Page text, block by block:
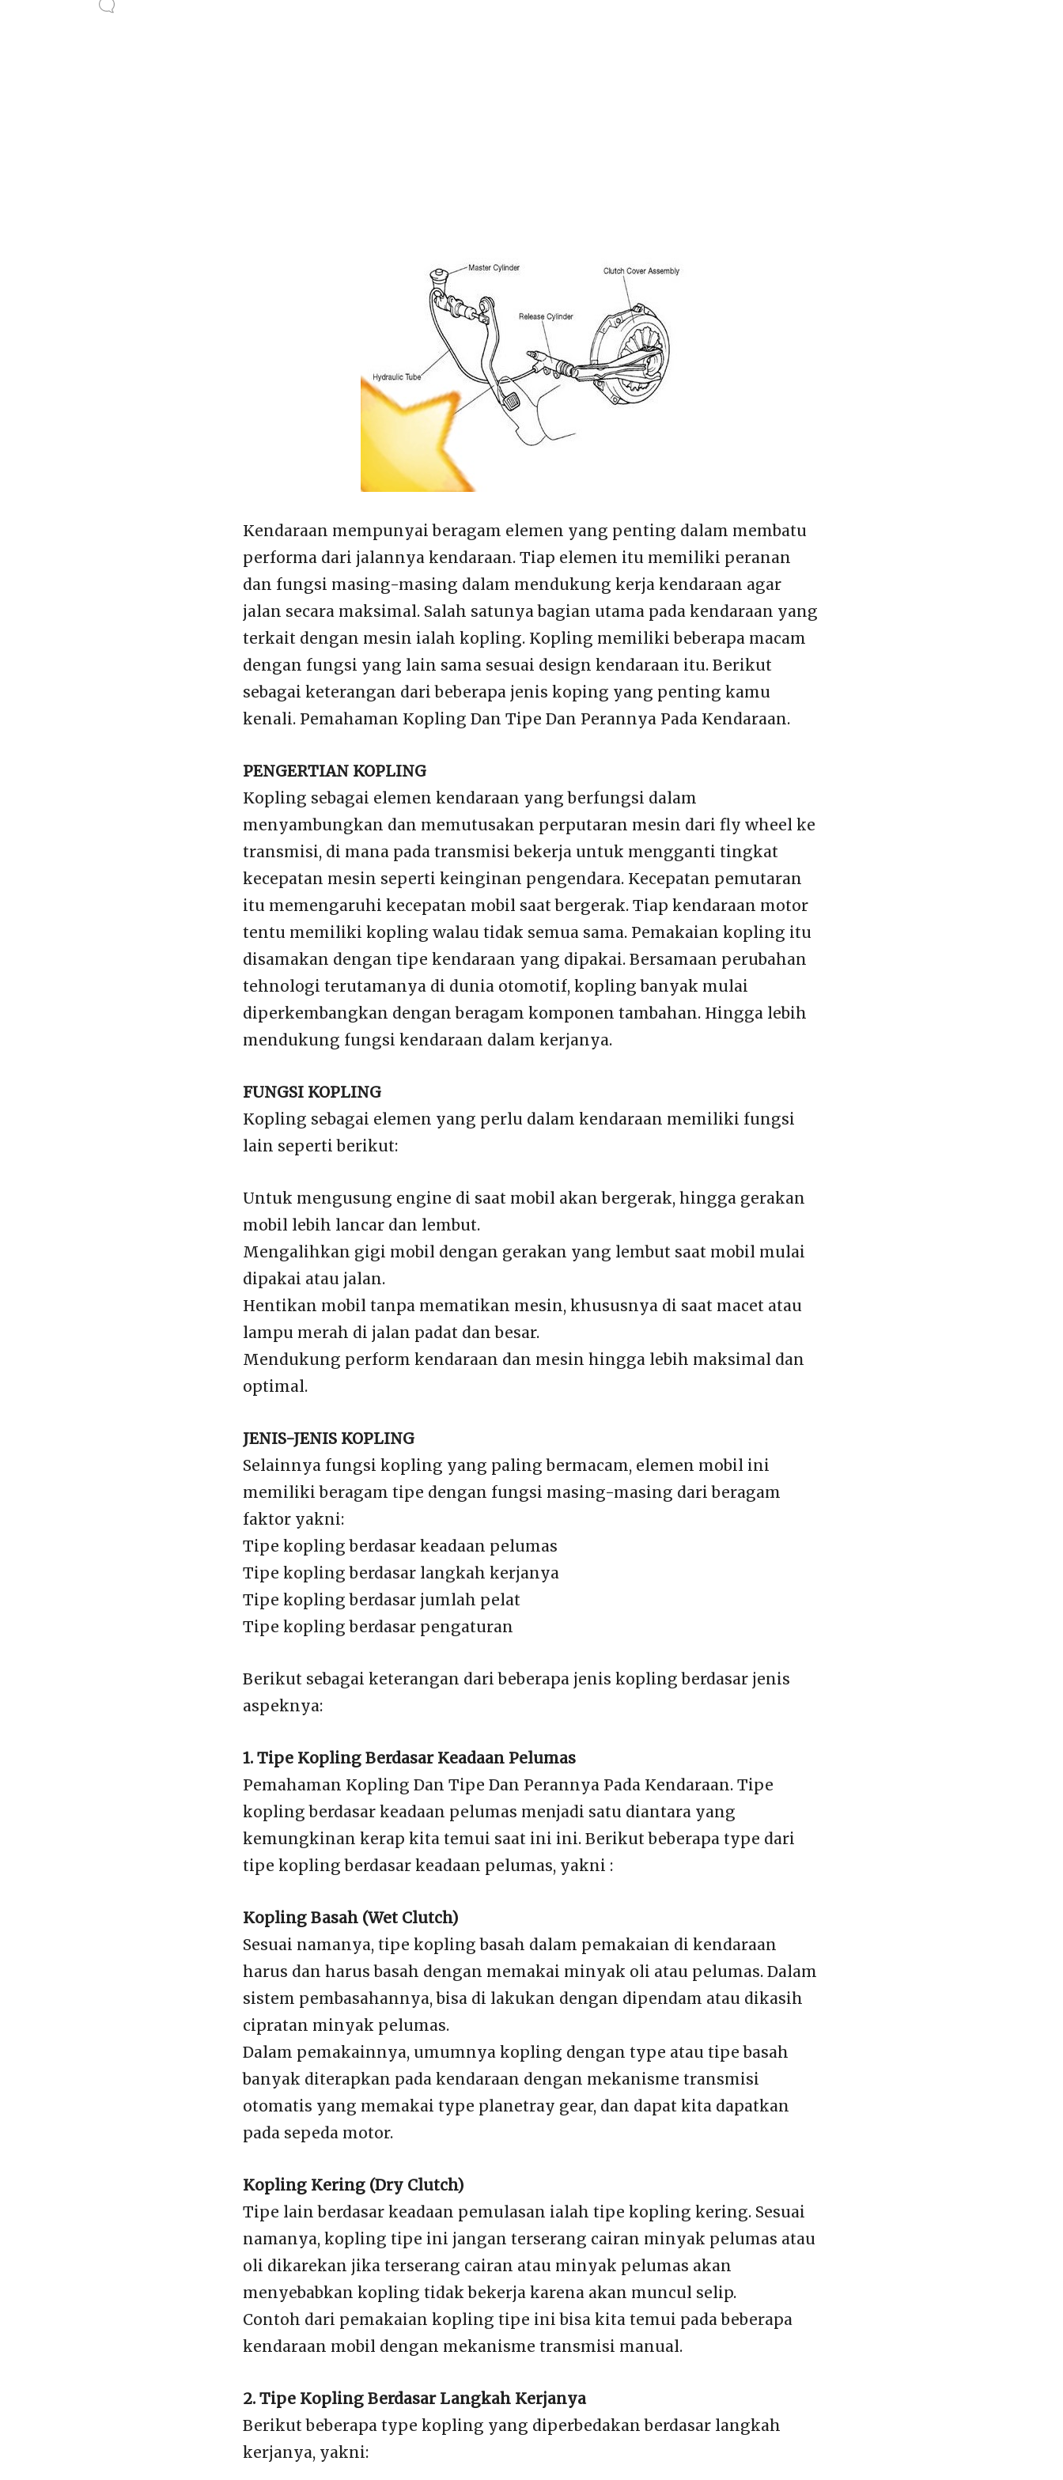
Kendaraan mempunyai beragam elemen yang penting dalam membatu
performa dari jalannya kendaraan. Tiap elemen itu memiliki peranan
dan fungsi masing-masing dalam mendukung kerja kendaraan agar
jalan secara maksimal. Salah satunya bagian utama pada kendaraan yang
terkait dengan mesin ialah kopling. Kopling memiliki beberapa macam
dengan fungsi yang lain sama sesuai design kendaraan itu. Berikut
sebagai keterangan dari beberapa jenis koping yang penting kamu
kenali. Pemahaman Kopling Dan Tipe Dan Perannya Pada Kendaraan.
PENGERTIAN KOPLING
Kopling sebagai elemen kendaraan yang berfungsi dalam
menyambungkan dan memutusakan perputaran mesin dari fly wheel ke
transmisi, di mana pada transmisi bekerja untuk mengganti tingkat
kecepatan mesin seperti keinginan pengendara. Kecepatan pemutaran
itu memengaruhi kecepatan mobil saat bergerak. Tiap kendaraan motor
tentu memiliki kopling walau tidak semua sama. Pemakaian kopling itu
disamakan dengan tipe kendaraan yang dipakai. Bersamaan perubahan
tehnologi terutamanya di dunia otomotif, kopling banyak mulai
diperkembangkan dengan beragam komponen tambahan. Hingga lebih
mendukung fungsi kendaraan dalam kerjanya.
FUNGSI KOPLING
Kopling sebagai elemen yang perlu dalam kendaraan memiliki fungsi
lain seperti berikut:
Untuk mengusung engine di saat mobil akan bergerak, hingga gerakan
mobil lebih lancar dan lembut.
Mengalihkan gigi mobil dengan gerakan yang lembut saat mobil mulai
dipakai atau jalan.
Hentikan mobil tanpa mematikan mesin, khususnya di saat macet atau
lampu merah di jalan padat dan besar.
Mendukung perform kendaraan dan mesin hingga lebih maksimal dan
optimal.
JENIS-JENIS KOPLING
Selainnya fungsi kopling yang paling bermacam, elemen mobil ini
memiliki beragam tipe dengan fungsi masing-masing dari beragam
faktor yakni:
Tipe kopling berdasar keadaan pelumas
Tipe kopling berdasar langkah kerjanya
Tipe kopling berdasar jumlah pelat
Tipe kopling berdasar pengaturan
Berikut sebagai keterangan dari beberapa jenis kopling berdasar jenis
aspeknya:
1. Tipe Kopling Berdasar Keadaan Pelumas
Pemahaman Kopling Dan Tipe Dan Perannya Pada Kendaraan. Tipe
kopling berdasar keadaan pelumas menjadi satu diantara yang
kemungkinan kerap kita temui saat ini ini. Berikut beberapa type dari
tipe kopling berdasar keadaan pelumas, yakni :
Kopling Basah (Wet Clutch)
Sesuai namanya, tipe kopling basah dalam pemakaian di kendaraan
harus dan harus basah dengan memakai minyak oli atau pelumas. Dalam
sistem pembasahannya, bisa di lakukan dengan dipendam atau dikasih
cipratan minyak pelumas.
Dalam pemakainnya, umumnya kopling dengan type atau tipe basah
banyak diterapkan pada kendaraan dengan mekanisme transmisi
otomatis yang memakai type planetray gear, dan dapat kita dapatkan
pada sepeda motor.
Kopling Kering (Dry Clutch)
Tipe lain berdasar keadaan pemulasan ialah tipe kopling kering. Sesuai
namanya, kopling tipe ini jangan terserang cairan minyak pelumas atau
oli dikarekan jika terserang cairan atau minyak pelumas akan
menyebabkan kopling tidak bekerja karena akan muncul selip.
Contoh dari pemakaian kopling tipe ini bisa kita temui pada beberapa
kendaraan mobil dengan mekanisme transmisi manual.
2. Tipe Kopling Berdasar Langkah Kerjanya
Berikut beberapa type kopling yang diperbedakan berdasar langkah
kerjanya, yakni: